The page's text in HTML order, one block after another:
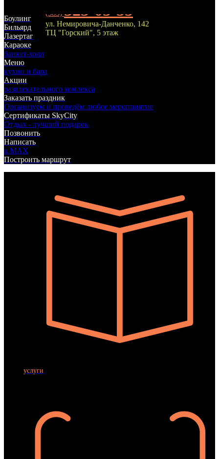
(383) 325-05-55
ул. Немировича-Данченко, 142
ТЦ "Горский", 5 этаж
ОРГАНИЗАЦИЯ ПРАЗДНИКОВ
Боулинг
Бильярд
Лазертаг
Караоке
банкет-холл
Меню
кухни и бара
Акции
развлекательного комлекса
Заказать праздник
Организуем и проведём любое мероприятие
Сертификаты SkyCity
Отдых - лучший подарок
Позвонить
Написать
в MAX
Построить маршрут
услуги